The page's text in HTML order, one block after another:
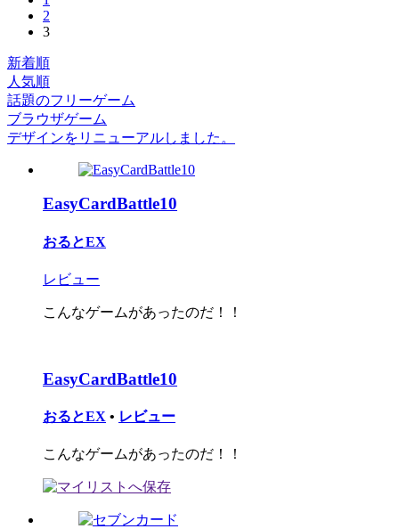
2
3
新着順
人気順
話題のフリーゲーム
ブラウザゲーム
デザインをリニューアルしました。
EasyCardBattle10
おるとEX
レビュー
こんなゲームがあったのだ！！
EasyCardBattle10
おるとEX • レビュー
こんなゲームがあったのだ！！